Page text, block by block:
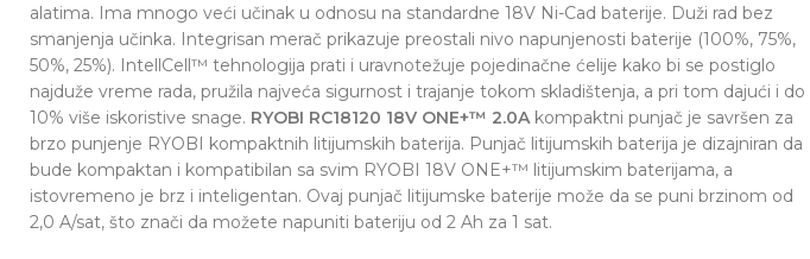
alatima. Ima mnogo veći učinak u odnosu na standardne 18V Ni-Cad baterije. Duži rad bez
smanjenja učinka. Integrisan merač prikazuje preostali nivo napunjenosti baterije (100%, 75%,
50%, 25%). IntellCell™ tehnologija prati i uravnotežuje pojedinačne ćelije kako bi se postiglo
najduže vreme rada, pružila najveća sigurnost i trajanje tokom skladištenja, a pri tom dajući i do
10% više iskoristive snage. RYOBI RC18120 18V ONE+™ 2.0Akompaktni punjač je savršen za
brzo punjenje RYOBI kompaktnih litijumskih baterija. Punjač litijumskih baterija je dizajniran da
bude kompaktan i kompatibilan sa svim RYOBI 18V ONE+™ litijumskim baterijama, a
istovremeno je brz i inteligentan. Ovaj punjač litijumske baterije može da se puni brzinom od
2,0 A/sat, što znači da možete napuniti bateriju od 2 Ah za 1 sat.